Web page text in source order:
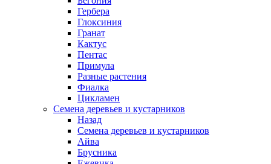
Гербера
Глоксиния
Гранат
Кактус
Пентас
Примула
Разные растения
Фиалка
Цикламен
Семена деревьев и кустарников
Назад
Семена деревьев и кустарников
Айва
Брусника